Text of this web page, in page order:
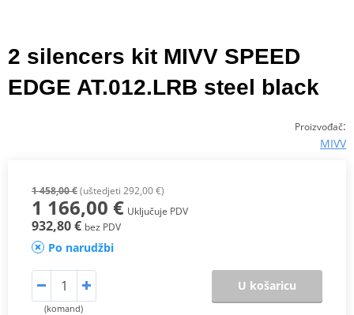
2 silencers kit MIVV SPEED
EDGE AT.012.LRB steel black
Proizvođač:
MIVV
1 458,00 €(uštedjeti 292,00 €)
1 166,00 € Uključuje PDV
932,80 € bez PDV
Po narudžbi
(komand)
U košaricu